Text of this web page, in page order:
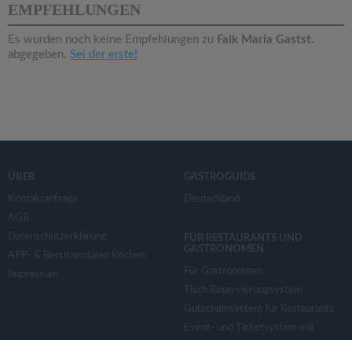
EMPFEHLUNGEN
Es wurden noch keine Empfehlungen zu Falk Maria Gastst.
abgegeben. Sei der erste!
ÜBER
Kontaktanfrage
AGB
Datenschutzerklärung
APP- & Benutzerdaten löschen
Impressum
GASTROGUIDE
Deutschland
FÜR RESTAURANTS UND
GASTRONOMEN
Für Gastronomen
Tisch Reservierungsystem
Gutscheinsystem für Restaurants
Event- und Ticketsystem mit
i
o
n